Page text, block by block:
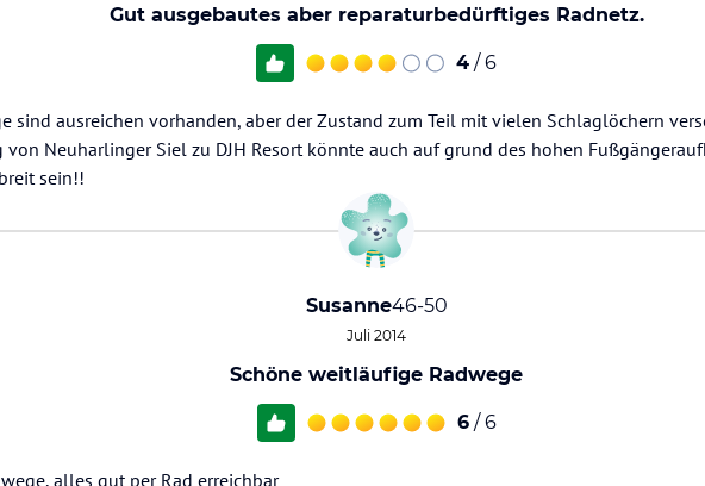
Gut ausgebautes aber reparaturbedürftiges Radnetz.
4 / 6
sind ausreichen vorhanden, aber der Zustand zum Teil mit vielen Schlaglöchern
von Neuharlinger Siel zu DJH Resort könnte auch auf grund des hohen
sein!!
Susanne46-50
Juli 2014
Schöne weitläufige Radwege
6 / 6
alles gut per Rad erreichbar